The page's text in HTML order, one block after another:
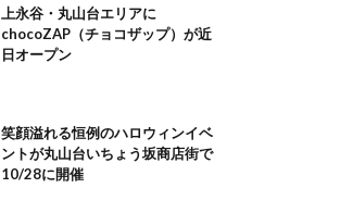
上永谷・丸山台エリアに
chocoZAP（チョコザップ）が近
日オープン
笑顔溢れる恒例のハロウィンイベ
ントが丸山台いちょう坂商店街で
10/28に開催